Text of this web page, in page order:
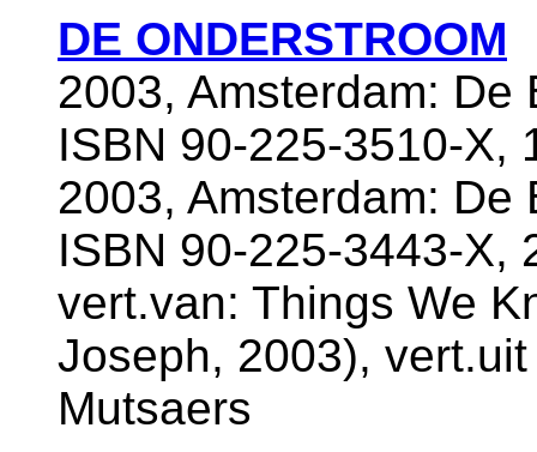
DE ONDERSTROOM
2003, Amsterdam:
ISBN 90-225-3510-X,
2003, Amsterdam:
ISBN 90-225-3443-X,
vert.van: Things We
Joseph, 2003),
Mutsaers